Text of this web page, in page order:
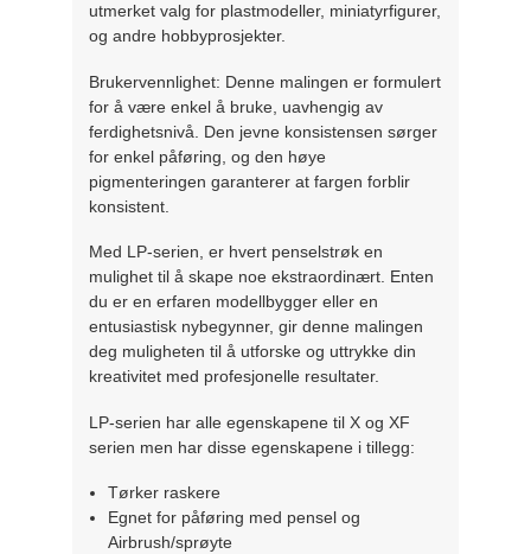
utmerket valg for plastmodeller, miniatyrfigurer,
og andre hobbyprosjekter.
Brukervennlighet: Denne malingen er formulert
for å være enkel å bruke, uavhengig av
ferdighetsnivå. Den jevne konsistensen sørger
for enkel påføring, og den høye
pigmenteringen garanterer at fargen forblir
konsistent.
Med LP-serien, er hvert penselstrøk en
mulighet til å skape noe ekstraordinært. Enten
du er en erfaren modellbygger eller en
entusiastisk nybegynner, gir denne malingen
deg muligheten til å utforske og uttrykke din
kreativitet med profesjonelle resultater.
LP-serien har alle egenskapene til X og XF
serien men har disse egenskapene i tillegg:
Tørker raskere
Egnet for påføring med pensel og
Airbrush/sprøyte